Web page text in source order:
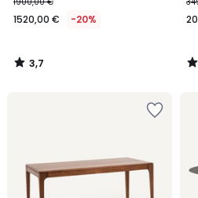
1520,00 € -20%
3,7
/
/